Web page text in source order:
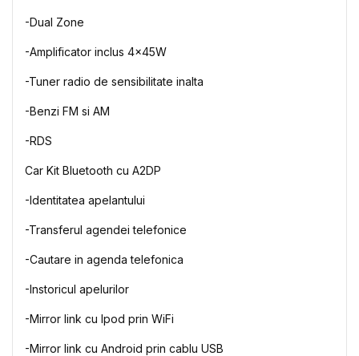
-Dual Zone
-Amplificator inclus 4x45W
-Tuner radio de sensibilitate inalta
-Benzi FM si AM
-RDS
Car Kit Bluetooth cu A2DP
-Identitatea apelantului
-Transferul agendei telefonice
-Cautare in agendatelefonica
-Instoricul apelurilor
-Mirror link cu Ipod prin WiFi
-Mirror link cu Android prin cablu USB